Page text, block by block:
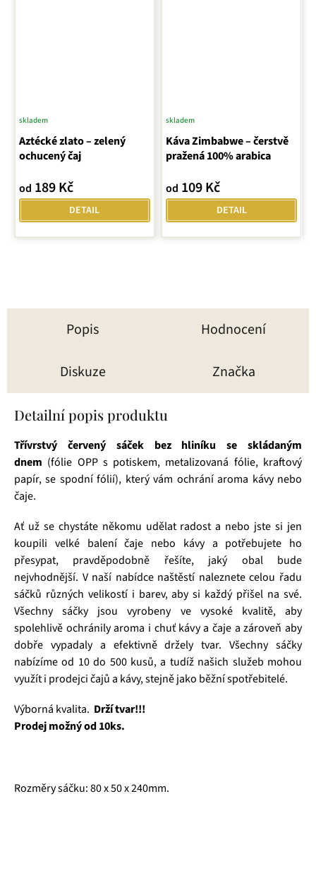
Aztécké zlato – zelený
ochucený čaj
skladem
od 189 Kč
DETAIL
Káva Zimbabwe – čerstvě
pražená 100% arabica
skladem
od 109 Kč
DETAIL
Popis Hodnocení
Diskuze Značka
Detailní popis produktu
Třívrstvý červený sáček bez hliníku se skládaným
dnem (fólie OPP s potiskem, metalizovaná fólie, kraftový
papír, se spodní fólií), který vám ochrání aroma kávy nebo
čaje.
Ať už se chystáte někomu udělat radost a nebo jste si jen
koupili velké balení čaje nebo kávy a potřebujete ho
přesypat, pravděpodobně řešíte, jaký obal bude
nejvhodnější. V naší nabídce naštěstí naleznete celou řadu
sáčků různých velikostí i barev, aby si každý přišel na své.
Všechny sáčky jsou vyrobeny ve vysoké kvalitě, aby
spolehlivě ochránily aroma i chuť kávy a čaje a zároveň aby
dobře vypadaly a efektivně držely tvar. Všechny sáčky
nabízíme od 10 do 500 kusů, a tudíž našich služeb mohou
využít i prodejci čajů a kávy, stejně jako běžní spotřebitelé.
Výborná kvalita. Drží tvar!!!
Prodej možný od 10ks.
Rozměry sáčku: 80 x 50 x 240mm.